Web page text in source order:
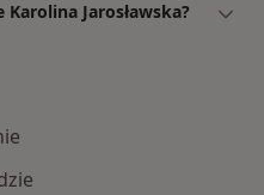
Jarosławska?